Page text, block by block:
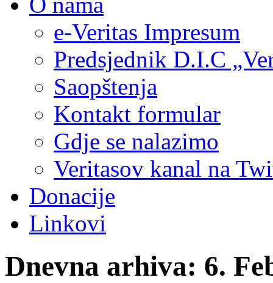
e-Veritas Impresum
Predsjednik D.I.C
Saopštenja
Kontakt formular
Gdje se nalazimo
Veritasov kanal na
Donacije
Linkovi
Dnevna arhiva: 6.